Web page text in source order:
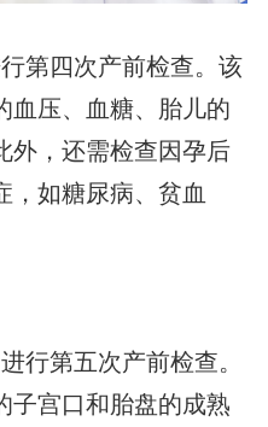
第四次产前检查。该
血压、血糖、胎儿的
外，还需检查因孕后
，如糖尿病、贫血
行第五次产前检查。
子宫口和胎盘的成熟